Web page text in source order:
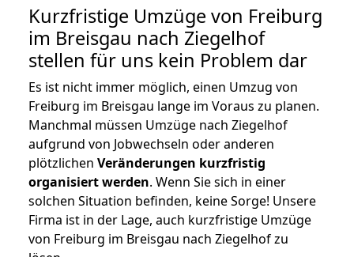
Kurzfristige Umzüge von Freiburg
im Breisgau nach Ziegelhof
stellen für uns kein Problem dar
Es ist nicht immer möglich, einen Umzug von
Freiburg im Breisgau lange im Voraus zu planen.
Manchmal müssen Umzüge nach Ziegelhof
aufgrund von Jobwechseln oder anderen
plötzlichen Veränderungen kurzfristig
organisiert werden. Wenn Sie sich in einer
solchen Situation befinden, keine Sorge! Unsere
Firma ist in der Lage, auch kurzfristige Umzüge
von Freiburg im Breisgau nach Ziegelhof zu